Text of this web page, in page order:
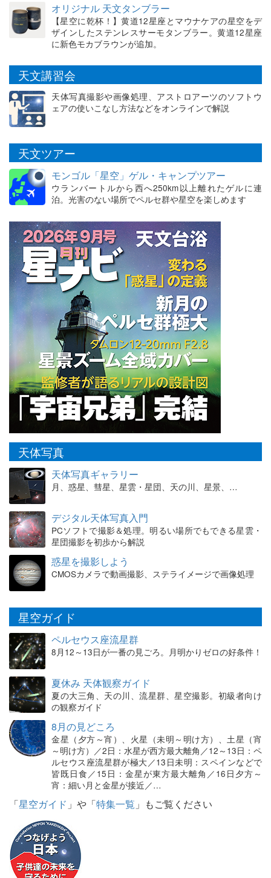
オリジナル 天文タンブラー
【星空に乾杯！】黄道12星座とマウナケアの星空をデ
ザインしたステンレスサーモタンブラー。黄道12星座
に新色モカブラウンが追加。
天文講習会
天体写真撮影や画像処理、アストロアーツのソフトウ
ェアの使いこなし方法などをオンラインで解説
天文ツアー
モンゴル「星空」ゲル・キャンプツアー
ウランバートルから西へ250km以上離れたゲルに連
泊。光害のない場所でペルセ群や星空を楽しめます
天体写真
天体写真ギャラリー
月、惑星、彗星、星雲・星団、天の川、星景、…
デジタル天体写真入門
PCソフトで撮影＆処理。明るい場所でもできる星雲・
星団撮影を初歩から解説
惑星を撮影しよう
CMOSカメラで動画撮影、ステライメージで画像処理
星空ガイド
ペルセウス座流星群
8月12～13日が一番の見ごろ。月明かりゼロの好条件！
夏休み 天体観察ガイド
夏の大三角、天の川、流星群、星空撮影。初級者向け
の観察ガイド
8月の見どころ
金星（夕方～宵）、火星（未明～明け方）、土星（宵
～明け方）／2日：水星が西方最大離角／12～13日：ペ
ルセウス座流星群が極大／13日未明：スペインなどで
皆既日食／15日：金星が東方最大離角／16日夕方～
宵：細い月と金星が接近／…
「星空ガイド 」や「特集一覧 」もご覧ください